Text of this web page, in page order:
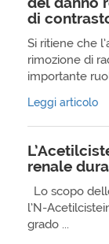
di
Si ritiene che
rimozione di
importante
Leggi articolo
renale
Lo scopo
l’N-
grado ...